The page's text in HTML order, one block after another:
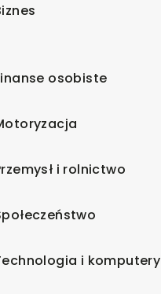
osobiste
i rolnictwo
i komputery